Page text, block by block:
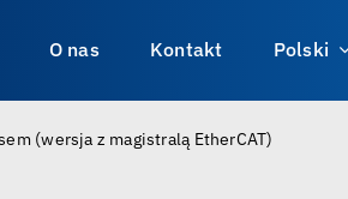
O nas Kontakt Polski
(wersja z magistralą EtherCAT)